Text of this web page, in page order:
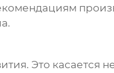
Это касается